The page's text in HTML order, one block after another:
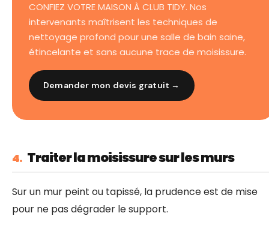
CONFIEZ VOTRE MAISON À CLUB TIDY. Nos
intervenants maîtrisent les techniques de
nettoyage profond pour une salle de bain saine,
étincelante et sans aucune trace de moisissure.
Demander mon devis gratuit →
4. Traiter la moisissure sur les murs
Sur un mur peint ou tapissé, la prudence est de mise
pour ne pas dégrader le support.